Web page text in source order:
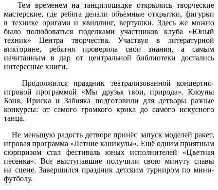
Тем временем на танцплощадке открылись творческие
мастерские, где ребята делали объёмные открытки, фигурки
в технике оригами и квиллинг, вертушки. Здесь же можно
было полюбоваться поделками участников клуба «Юный
техник» Центра творчества. Участвуя в литературной
викторине, ребятня проверила свои знания, а самым
начитанным в дар от центральной библиотеки достались
интересные книги.
Продолжился праздник театрализованной концертно-
игровой программой «Мы друзья твои, природа». Клоуны
Боня, Ириска и Забияка подготовили для детворы разные
конкурсы: от самого громкого крика до самого искусного
танца.
Не меньшую радость детворе принёс запуск моделей ракет,
игровая программа «Летние каникулы». Ещё одним приятным
сюрпризом стал фестиваль юных исполнителей «Цветная
песенка». Все выступавшие получили свою минуту славы
на сцене. Завершился праздник детским турниром по мини-
футболу.